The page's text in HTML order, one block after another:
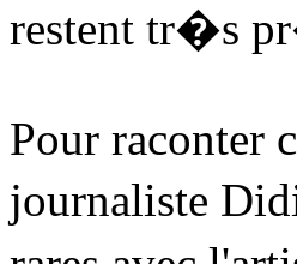
restent tr�s
Pour raconter
journaliste